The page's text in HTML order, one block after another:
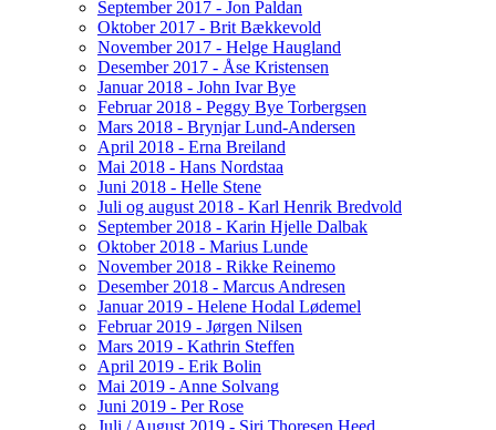
September 2017 - Jon Paldan
Oktober 2017 - Brit Bækkevold
November 2017 - Helge Haugland
Desember 2017 - Åse Kristensen
Januar 2018 - John Ivar Bye
Februar 2018 - Peggy Bye Torbergsen
Mars 2018 - Brynjar Lund-Andersen
April 2018 - Erna Breiland
Mai 2018 - Hans Nordstaa
Juni 2018 - Helle Stene
Juli og august 2018 - Karl Henrik Bredvold
September 2018 - Karin Hjelle Dalbak
Oktober 2018 - Marius Lunde
November 2018 - Rikke Reinemo
Desember 2018 - Marcus Andresen
Januar 2019 - Helene Hodal Lødemel
Februar 2019 - Jørgen Nilsen
Mars 2019 - Kathrin Steffen
April 2019 - Erik Bolin
Mai 2019 - Anne Solvang
Juni 2019 - Per Rose
Juli / August 2019 - Siri Thoresen Heed